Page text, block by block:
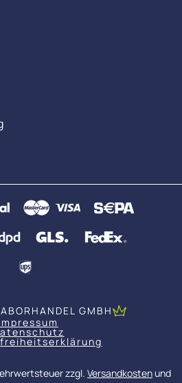
GMBH
zzgl. Versandkostenund